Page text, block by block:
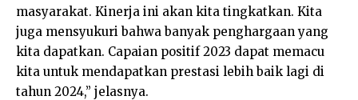
masyarakat. Kinerja ini akan kita tingkatkan. Kita
juga mensyukuri bahwa banyak penghargaan yang
kita dapatkan. Capaian positif 2023 dapat memacu
kita untuk mendapatkan prestasi lebih baik lagi di
tahun 2024,” jelasnya.